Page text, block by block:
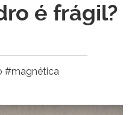
é frágil?
#magnética